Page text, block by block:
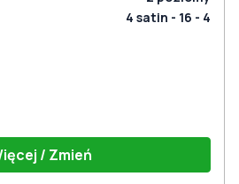
4 satin - 16 - 4
/ Zmień